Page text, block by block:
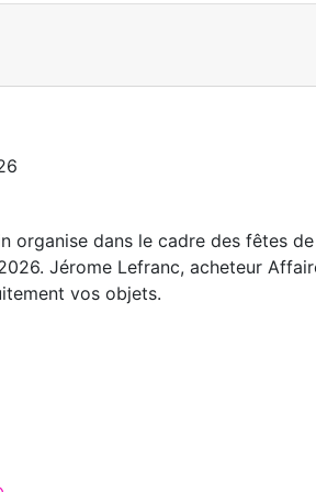
organise dans le cadre des fêtes de
Jérome Lefranc, acheteur
vos objets.